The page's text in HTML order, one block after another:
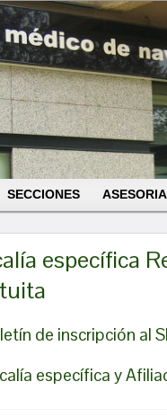
SECCIONES
específica
de inscripción al
específica y